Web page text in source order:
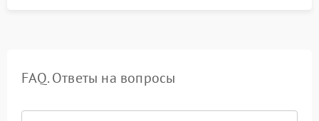
FAQ. Ответы на вопросы